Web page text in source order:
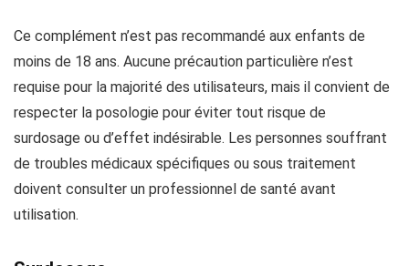
Ce complément n’est pas recommandé aux enfants de
moins de 18 ans. Aucune précaution particulière n’est
requise pour la majorité des utilisateurs, mais il convient de
respecter la posologie pour éviter tout risque de
surdosage ou d’effet indésirable. Les personnes souffrant
de troubles médicaux spécifiques ou sous traitement
doivent consulter un professionnel de santé avant
utilisation.